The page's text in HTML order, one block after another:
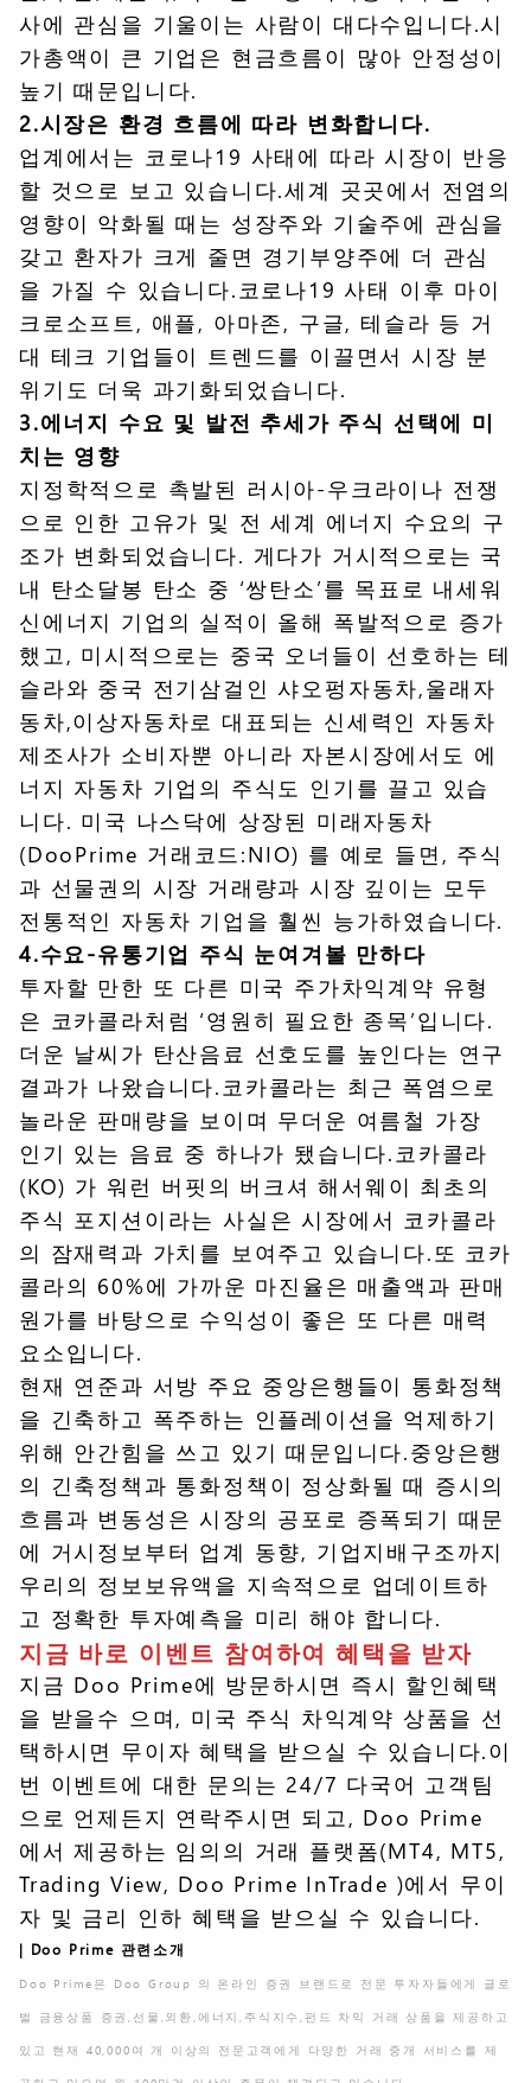
사에 관심을 기울이는 사람이 대다수입니다.시
가총액이 큰 기업은 현금흐름이 많아 안정성이
높기 때문입니다.
2.시장은 환경 흐름에 따라 변화합니다.
업계에서는 코로나19 사태에 따라 시장이 반응
할 것으로 보고 있습니다.세계 곳곳에서 전염의
영향이 악화될 때는 성장주와 기술주에 관심을
갖고 환자가 크게 줄면 경기부양주에 더 관심
을 가질 수 있습니다.코로나19 사태 이후 마이
크로소프트, 애플, 아마존, 구글, 테슬라 등 거
대 테크 기업들이 트렌드를 이끌면서 시장 분
위기도 더욱 과기화되었습니다.
3.에너지 수요 및 발전 추세가 주식 선택에 미
치는 영향
지정학적으로 촉발된 러시아-우크라이나 전쟁
으로 인한 고유가 및 전 세계 에너지 수요의 구
조가 변화되었습니다. 게다가 거시적으로는 국
내 탄소달봉 탄소 중 ‘쌍탄소’를 목표로 내세워
신에너지 기업의 실적이 올해 폭발적으로 증가
했고, 미시적으로는 중국 오너들이 선호하는 테
슬라와 중국 전기삼걸인 샤오펑자동차,울래자
동차,이상자동차로 대표되는 신세력인 자동차
제조사가 소비자뿐 아니라 자본시장에서도 에
너지 자동차 기업의 주식도 인기를 끌고 있습
니다. 미국 나스닥에 상장된 미래자동차
(DooPrime 거래코드:NIO) 를 예로 들면, 주식
과 선물권의 시장 거래량과 시장 깊이는 모두
전통적인 자동차 기업을 훨씬 능가하였습니다.
4.수요-유통기업 주식 눈여겨볼 만하다
투자할 만한 또 다른 미국 주가차익계약 유형
은 코카콜라처럼 ‘영원히 필요한 종목’입니다.
더운 날씨가 탄산음료 선호도를 높인다는 연구
결과가 나왔습니다.코카콜라는 최근 폭염으로
놀라운 판매량을 보이며 무더운 여름철 가장
인기 있는 음료 중 하나가 됐습니다.코카콜라
(KO) 가 워런 버핏의 버크셔 해서웨이 최초의
주식 포지션이라는 사실은 시장에서 코카콜라
의 잠재력과 가치를 보여주고 있습니다.또 코카
콜라의 60%에 가까운 마진율은 매출액과 판매
원가를 바탕으로 수익성이 좋은 또 다른 매력
요소입니다.
현재 연준과 서방 주요 중앙은행들이 통화정책
을 긴축하고 폭주하는 인플레이션을 억제하기
위해 안간힘을 쓰고 있기 때문입니다.중앙은행
의 긴축정책과 통화정책이 정상화될 때 증시의
흐름과 변동성은 시장의 공포로 증폭되기 때문
에 거시정보부터 업계 동향, 기업지배구조까지
우리의 정보보유액을 지속적으로 업데이트하
고 정확한 투자예측을 미리 해야 합니다.
지금 바로 이벤트 참여하여 혜택을 받자
지금 Doo Prime에 방문하시면 즉시 할인혜택
을 받을수 으며, 미국 주식 차익계약 상품을 선
택하시면 무이자 혜택을 받으실 수 있습니다.이
번 이벤트에 대한 문의는 24/7 다국어 고객팀
으로 언제든지 연락주시면 되고, Doo Prime
에서 제공하는 임의의 거래 플랫폼(MT4, MT5,
Trading View, Doo Prime InTrade )에서 무이
자 및 금리 인하 혜택을 받으실 수 있습니다.
| Doo Prime 관련소개
Doo Prime은 Doo Group 의 온라인 증권 브랜드로 전문 투자자들에게 글로
벌 금융상품 증권,선물,외환,에너지,주식지수,펀드 차익 거래 상품을 제공하고
있고 현재 40,000여 개 이상의 전문고객에게 다양한 거래 중개 서비스를 제